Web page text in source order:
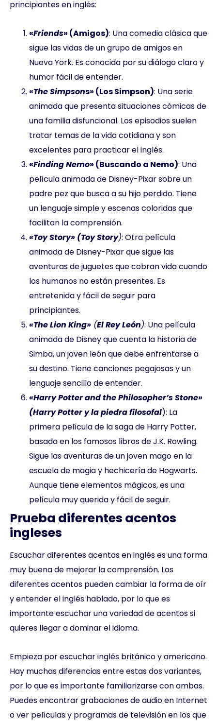
principiantes en inglés:
«Friends» (Amigos): Una comedia clásica que
sigue las vidas de un grupo de amigos en
Nueva York. Es conocida por su diálogo claro y
humor fácil de entender.
«The Simpsons» (Los Simpson): Una serie
animada que presenta situaciones cómicas de
una familia disfuncional. Los episodios suelen
tratar temas de la vida cotidiana y son
excelentes para practicar el inglés.
«Finding Nemo» (Buscando a Nemo): Una
película animada de Disney-Pixar sobre un
padre pez que busca a su hijo perdido. Tiene
un lenguaje simple y escenas coloridas que
facilitan la comprensión.
«Toy Story» (Toy Story): Otra película
animada de Disney-Pixar que sigue las
aventuras de juguetes que cobran vida cuando
los humanos no están presentes. Es
entretenida y fácil de seguir para
principiantes.
«The Lion King» (El Rey León): Una película
animada de Disney que cuenta la historia de
Simba, un joven león que debe enfrentarse a
su destino. Tiene canciones pegajosas y un
lenguaje sencillo de entender.
«Harry Potter and the Philosopher’s Stone»
(Harry Potter y la piedra filosofal): La
primera película de la saga de Harry Potter,
basada en los famosos libros de J.K. Rowling.
Sigue las aventuras de un joven mago en la
escuela de magia y hechicería de Hogwarts.
Aunque tiene elementos mágicos, es una
película muy querida y fácil de seguir.
Prueba diferentes acentos
ingleses
Escuchar diferentes acentos en inglés es una forma
muy buena de mejorar la comprensión. Los
diferentes acentos pueden cambiar la forma de oír
y entender el inglés hablado, por lo que es
importante escuchar una variedad de acentos si
quieres llegar a dominar el idioma.
Empieza por escuchar inglés británico y americano.
Hay muchas diferencias entre estas dos variantes,
por lo que es importante familiarizarse con ambas.
Puedes encontrar grabaciones de audio en Internet
o ver películas y programas de televisión en los que